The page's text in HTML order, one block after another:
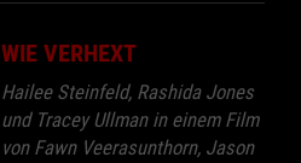
WIE VERHEXT
Hailee Steinfeld, Rashida Jones
und Tracey Ullman in einem Film
von Fawn Veerasunthorn, Jason